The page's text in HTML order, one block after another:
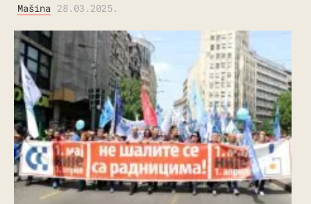
Mašina 28.03.2025.